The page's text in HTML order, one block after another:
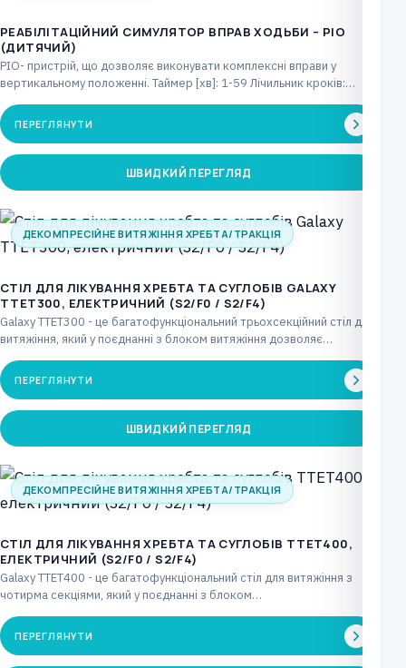
РЕАБІЛІТАЦІЙНИЙ СИМУЛЯТОР ВПРАВ ХОДЬБИ – PIO
(ДИТЯЧИЙ)
PIO- пристрій, що дозволяє виконувати комплексні вправи у
вертикальному положенні. Таймер [хв]: 1-59 Лічильник кроків:
ПЕРЕГЛЯНУТИ
ШВИДКИЙ ПЕРЕГЛЯД
ДЕКОМПРЕСІЙНЕ ВИТЯЖІННЯ ХРЕБТА/ТРАКЦІЯ
CТІЛ ДЛЯ ЛІКУВАННЯ ХРЕБТА ТА СУГЛОБІВ GALAXY
TTET300, ЕЛЕКТРИЧНИЙ (S2/F0 / S2/F4)
Galaxy TTET300 - це багатофункціональний трьохсекційний стіл для
витяжіння, який у поєднанні з блоком витяжіння дозволяє…
ПЕРЕГЛЯНУТИ
ШВИДКИЙ ПЕРЕГЛЯД
ДЕКОМПРЕСІЙНЕ ВИТЯЖІННЯ ХРЕБТА/ТРАКЦІЯ
CТІЛ ДЛЯ ЛІКУВАННЯ ХРЕБТА ТА СУГЛОБІВ TTET400,
ЕЛЕКТРИЧНИЙ (S2/F0 / S2/F4)
Galaxy TTET400 - це багатофункціональний стіл для витяжіння з
чотирма секціями, який у поєднанні з блоком…
ПЕРЕГЛЯНУТИ